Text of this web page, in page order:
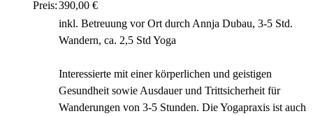
Preis:390,00 €
inkl. Betreuung vor Ort durch Annja Dubau, 3-5 Std.
Wandern, ca. 2,5 Std Yoga
Interessierte mit einer körperlichen und geistigen
Gesundheit sowie Ausdauer und Trittsicherheit für
Wanderungen von 3-5 Stunden. Die Yogapraxis ist auch